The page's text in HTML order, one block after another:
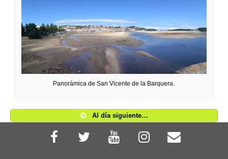
Panorámica de San Vicente de la Barquera.
Al día siguiente…